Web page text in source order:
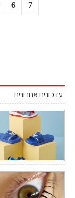
6 7
עדכונים אחרונים